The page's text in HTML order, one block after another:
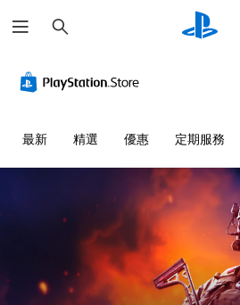
尋
最新 精選 優惠 定期服務